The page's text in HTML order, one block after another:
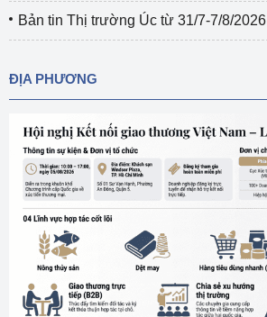
Bản tin Thị trường Úc từ 31/7-7/8/2026
ĐỊA PHƯƠNG